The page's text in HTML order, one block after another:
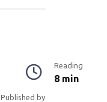
Reading
8 min
Published by